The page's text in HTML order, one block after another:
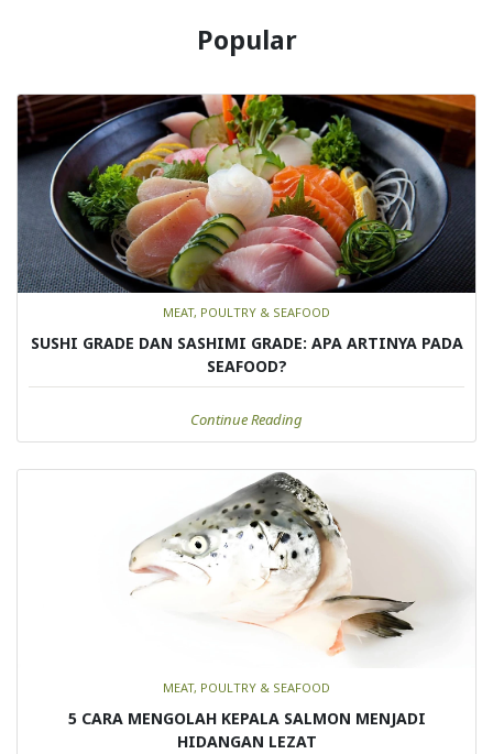
Popular
MEAT, POULTRY & SEAFOOD
SUSHI GRADE DAN SASHIMI GRADE: APA ARTINYA PADA
SEAFOOD?
Continue Reading
MEAT, POULTRY & SEAFOOD
5 CARA MENGOLAH KEPALA SALMON MENJADI
HIDANGAN LEZAT